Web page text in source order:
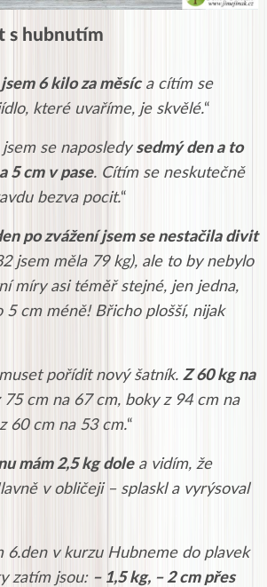
s hubnutím
6 kilo za měsíca cítím se
které uvaříme, je skvělé.“
jsem se naposledy sedmý den a to
5 cm v pase. Cítím se neskutečně
bezva pocit.“
po zvážení jsem se nestačila divit
jsem měla 79 kg), ale to by nebylo
míry asi téměř stejné, jen jedna,
5 cm méně! Břicho plošší, nijak
pořídit nový šatník. Z 60 kg na
75 cm na 67 cm, boky z 94 cm na
60 cm na 53 cm.“
mám 2,5 kg dolea vidím, že
v obličeji – splaskl a vyrýsoval
6.den v kurzu Hubneme do plavek
zatím jsou: – 1,5 kg, – 2 cm přes